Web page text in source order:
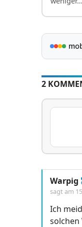
2
Warpig
sagt am
Ich
solchen